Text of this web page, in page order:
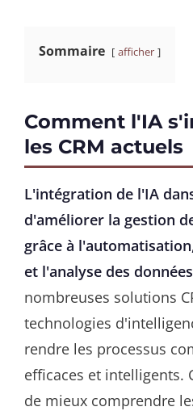
Sommaire afficher
Comment l'IA
les CRM actuels
L'intégration de l'IA
d'améliorer la gestion
grâce à
et l'analyse des
nombreuses solutions
technologies
rendre les processus
efficaces et intelligents.
de mieux comprendre